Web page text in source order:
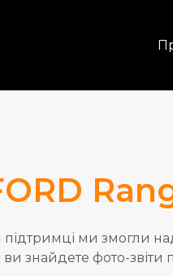
ми змогли
ви знайдете фото-